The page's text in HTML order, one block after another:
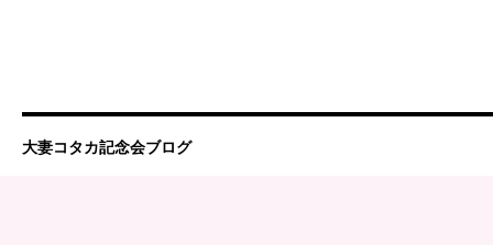
大妻コタカ記念会ブログ